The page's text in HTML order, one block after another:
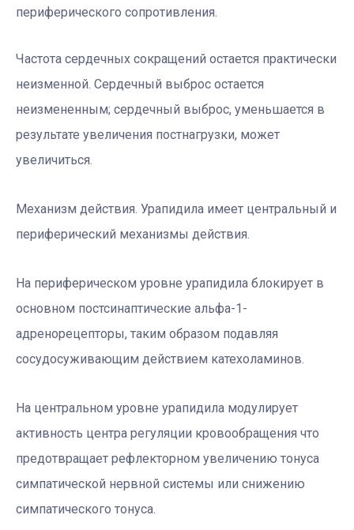
периферического сопротивления.
Частота сердечных сокращений остается практически
неизменной. Сердечный выброс остается
неизмененным; сердечный выброс, уменьшается в
результате увеличения постнагрузки, может
увеличиться.
Механизм действия. Урапидила имеет центральный и
периферический механизмы действия.
На периферическом уровне урапидила блокирует в
основном постсинаптические альфа-1-
адренорецепторы, таким образом подавляя
сосудосуживающим действием катехоламинов.
На центральном уровне урапидила модулирует
активность центра регуляции кровообращения что
предотвращает рефлекторном увеличению тонуса
симпатической нервной системы или снижению
симпатического тонуса.